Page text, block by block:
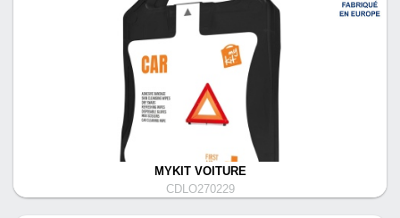
MYKIT VOITURE
CDLO270229